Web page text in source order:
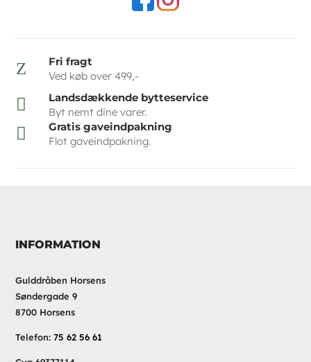
Z
Fri fragt
Ved køb over 499,-

Landsdækkende bytteservice
Byt nemt dine varer.

Gratis gaveindpakning
Flot gaveindpakning.
INFORMATION
Gulddråben Horsens
Søndergade 9
8700 Horsens
Telefon:75 62 56 61